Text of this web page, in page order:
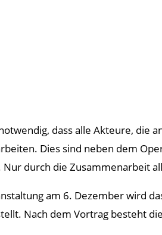
dass alle Akteure, die
Dies sind neben dem
Nur durch die Zusammenarbeit
am 6. Dezember wird
Nach dem Vortrag besteht